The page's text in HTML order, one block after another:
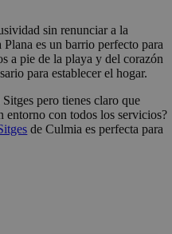
sin renunciar a la
es un barrio perfecto para
a pie de la playa y del corazón
para establecer el hogar.
pero tienes claro que
entorno con todos los servicios?
de Culmia es perfecta para